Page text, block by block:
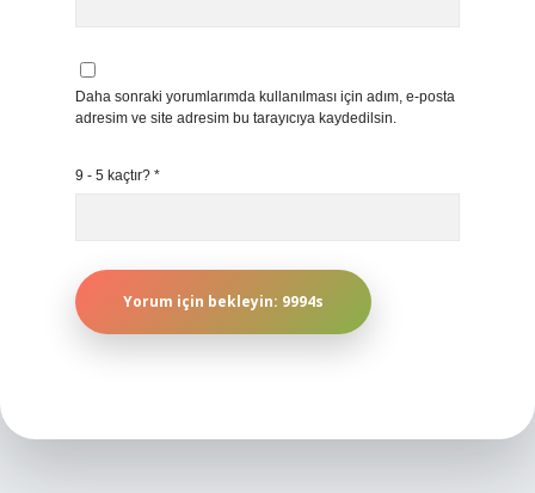
Daha sonraki yorumlarımda kullanılması için adım, e-posta
adresim ve site adresim bu tarayıcıya kaydedilsin.
9 - 5 kaçtır? *